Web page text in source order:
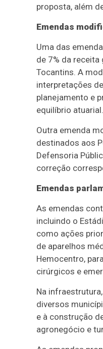
proposta, além
Emendas
Uma das
de 7% da
Tocantins. A
interpretações
planejamento e
equilíbrio atuarial.
Outra emenda
destinados aos
Defensoria
correção
Emendas
As emendas
incluindo o
como ações
de aparelhos
Hemocentro,
cirúrgicos e
Na
diversos
e à construção
agronegócio e